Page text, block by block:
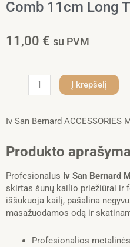
Comb 11cm Long
11,00 € su PVM
produkto
San
Metal
11cm
Long
Teeth
Į krepšelį
Iv San Bernard
Produkto
Profesionalus Iv San Bernard
skirtas šunų kailio priežiūrai ir
iššukuoja kailį, pašalina
masažuodamos odą ir
Profesionalios